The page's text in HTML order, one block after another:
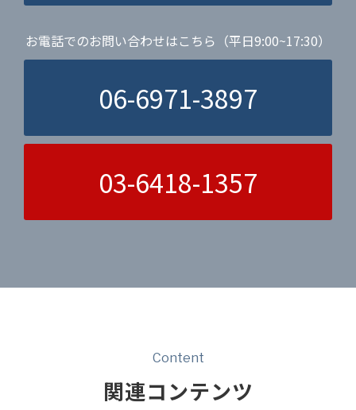
お電話でのお問い合わせはこちら（平日9:00~17:30）
06-6971-3897
03-6418-1357
Content
関連コンテンツ